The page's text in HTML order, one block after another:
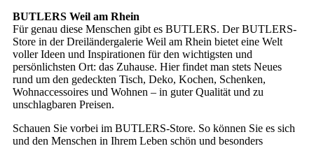
BUTLERS Weil am Rhein
Für genau diese Menschen gibt es BUTLERS. Der BUTLERS-
Store in der Dreiländergalerie Weil am Rhein bietet eine Welt
voller Ideen und Inspirationen für den wichtigsten und
persönlichsten Ort: das Zuhause. Hier findet man stets Neues
rund um den gedeckten Tisch, Deko, Kochen, Schenken,
Wohnaccessoires und Wohnen – in guter Qualität und zu
unschlagbaren Preisen.
Schauen Sie vorbei im BUTLERS-Store. So können Sie es sich
und den Menschen in Ihrem Leben schön und besonders